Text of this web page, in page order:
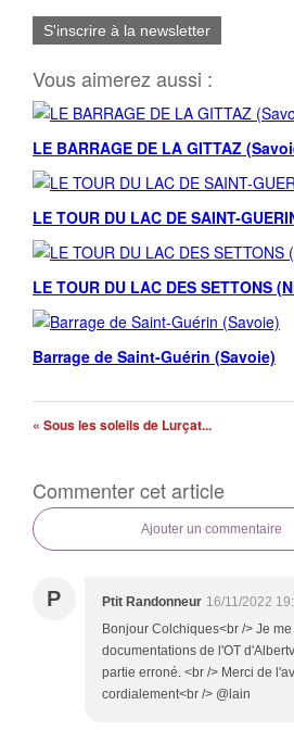
S'inscrire à la newsletter
Vous aimerez aussi :
LE BARRAGE DE LA GITTAZ
LE TOUR DU LAC DE SAINT-
LE TOUR DU LAC DES SETTONS
Barrage de Saint-Guérin (Savoie)
« Sous les soleils de Lurçat...
Commenter cet article
Ajouter un commentaire
P Ptit Randonneur 16/11/2022
Bonjour Colchiques<br /> Je
documentations de l'OT
partie erroné. <br /> Merci de
cordialement<br /> @lain